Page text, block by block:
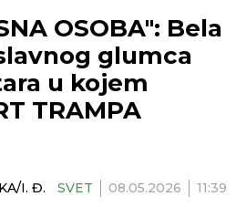
OSOBA": Bela
glumca
u kojem
TRAMPA
I. Đ. SVET 08.05.2026 11:39